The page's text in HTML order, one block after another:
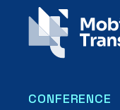
CONFERENCE